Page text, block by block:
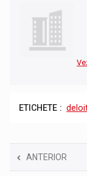
ETICHETE :
ANTERIOR